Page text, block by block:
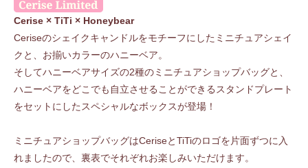
Cerise × TiTi × Honeybear
Ceriseのシェイクキャンドルをモチーフにしたミニチュアシェイ
クと、お揃いカラーのハニーベア。
そしてハニーベアサイズの2種のミニチュアショップバッグと、
ハニーベアをどこでも自立させることができるスタンドプレート
をセットにしたスペシャルなボックスが登場！
ミニチュアショップバッグはCeriseとTiTiのロゴを片面ずつに入
れましたので、裏表でそれぞれお楽しみいただけます。